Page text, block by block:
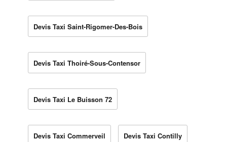
Devis Taxi Saint-Rigomer-Des-Bois
Devis Taxi Thoiré-Sous-Contensor
Devis Taxi Le Buisson 72
Devis Taxi Commerveil Devis Taxi Contilly